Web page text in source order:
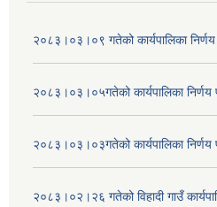
२०८३।०३।०९ गतेको कार्यपालिका निर्णय
२०८३।०३।०५गतेको कार्यपालिका निर्णय
२०८३।०३।०३गतेको कार्यपालिका निर्णय
२०८३।०२।२६ गतेको विहादी गाउँ